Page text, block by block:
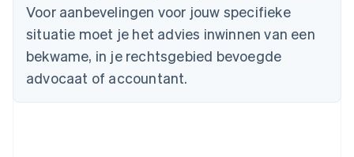
Voor aanbevelingen voor jouw specifieke
situatie moet je het advies inwinnen van een
bekwame, in je rechtsgebied bevoegde
advocaat of accountant.
English Français
Cyprus
Denemarken
English